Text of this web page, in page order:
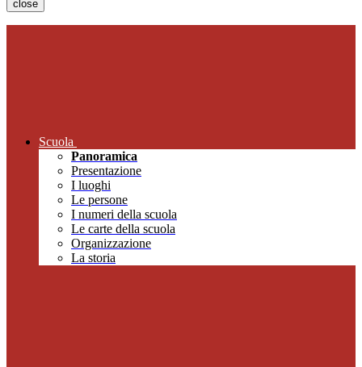
close
Scuola
Panoramica
Presentazione
I luoghi
Le persone
I numeri della scuola
Le carte della scuola
Organizzazione
La storia